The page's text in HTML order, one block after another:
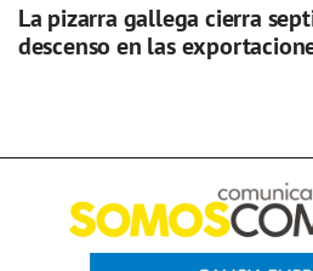
La pizarra gallega cierra
descenso en las